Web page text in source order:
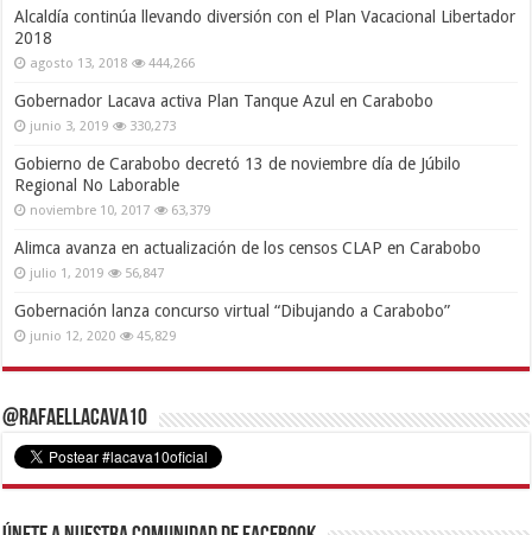
Alcaldía continúa llevando diversión con el Plan Vacacional Libertador
2018
agosto 13, 2018 444,266
Gobernador Lacava activa Plan Tanque Azul en Carabobo
junio 3, 2019 330,273
Gobierno de Carabobo decretó 13 de noviembre día de Júbilo
Regional No Laborable
noviembre 10, 2017 63,379
Alimca avanza en actualización de los censos CLAP en Carabobo
julio 1, 2019 56,847
Gobernación lanza concurso virtual “Dibujando a Carabobo”
junio 12, 2020 45,829
@RafaelLacava10